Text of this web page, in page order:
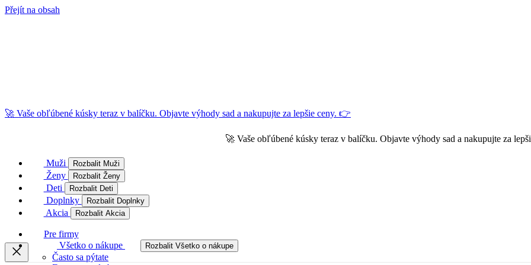
Přejít na obsah
🚀 Vaše obľúbené kúsky teraz v balíčku. Objavte výhody sad a nakupujte za lepšie ceny. 👉
🚀 Vaše obľúbené kúsky teraz v balíčku. Objavte výhody sad a nakupujte za
Muži Rozbalit Muži
Ženy Rozbalit Ženy
Deti Rozbalit Deti
Doplnky Rozbalit Doplnky
Akcia Rozbalit Akcia
Pre firmy
Všetko o nákupe
Rozbalit Všetko o nákupe
Často sa pýtate